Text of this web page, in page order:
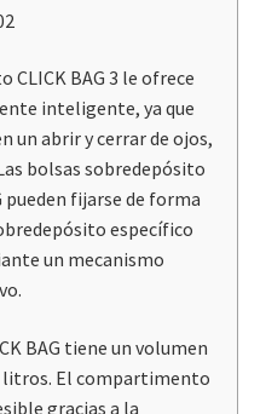
BAG 3 le ofrece
inteligente, ya que
un abrir y cerrar de ojos,
bolsas sobredepósito
pueden fijarse de forma
específico
un mecanismo
BAG tiene un volumen
litros. El compartimento
gracias a la